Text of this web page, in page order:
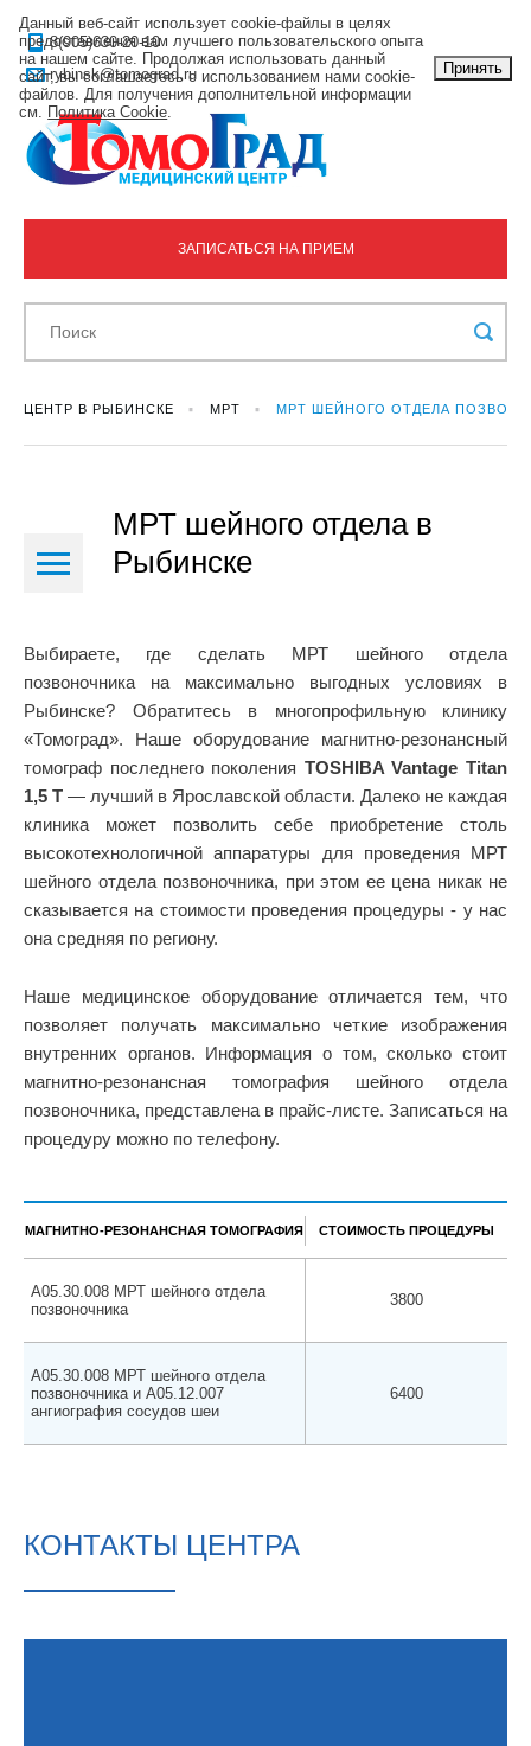
8(905)630-20-10
rybinsk@tomograd.ru
ЗАПИСАТЬСЯ НА ПРИЕМ
ЦЕНТР В РЫБИНСКЕ МРТ МРТ ШЕЙНОГО ОТДЕЛА
МРТ шейного отдела в
Рыбинске
Выбираете, где сделать МРТ шейного отдела
позвоночника на максимально выгодных условиях в
Рыбинске? Обратитесь в многопрофильную клинику
«Томоград». Наше оборудование магнитно-резонансный
томограф последнего поколения TOSHIBA Vantage Titan
1,5 Т — лучший в Ярославской области. Далеко не каждая
клиника может позволить себе приобретение столь
высокотехнологичной аппаратуры для проведения МРТ
шейного отдела позвоночника, при этом ее цена никак не
сказывается на стоимости проведения процедуры - у нас
она средняя по региону.
Наше медицинское оборудование отличается тем, что
позволяет получать максимально четкие изображения
внутренних органов. Информация о том, сколько стоит
магнитно-резонансная томография шейного отдела
позвоночника, представлена в прайс-листе. Записаться на
процедуру можно по телефону.
МАГНИТНО-РЕЗОНАНСНАЯ ТОМОГРАФИЯ СТОИМОСТЬ ПРОЦЕДУРЫ
A05.30.008 МРТ шейного отдела
позвоночника
3800
A05.30.008 МРТ шейного отдела
позвоночника и A05.12.007
ангиография сосудов шеи
6400
КОНТАКТЫ ЦЕНТРА
Данный веб-сайт использует cookie-файлы в целях
предоставления вам лучшего пользовательского опыта
на нашем сайте. Продолжая использовать данный
сайт, вы соглашаетесь с использованием нами cookie-
файлов. Для получения дополнительной информации
см. Политика Cookie.
Принять